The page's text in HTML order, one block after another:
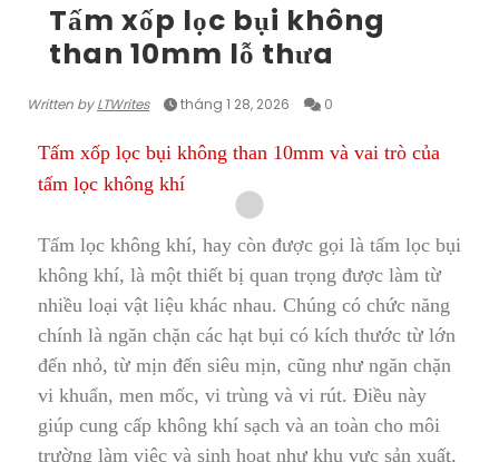
Tấm xốp lọc bụi không
than 10mm lỗ thưa
Written byLTWrites tháng 1 28, 2026 0
Tấm xốp lọc bụi không than 10mm và vai trò của
tấm lọc không khí
Tấm lọc không khí, hay còn được gọi là tấm lọc bụi
không khí, là một thiết bị quan trọng được làm từ
nhiều loại vật liệu khác nhau. Chúng có chức năng
chính là ngăn chặn các hạt bụi có kích thước từ lớn
đến nhỏ, từ mịn đến siêu mịn, cũng như ngăn chặn
vi khuẩn, men mốc, vi trùng và vi rút. Điều này
giúp cung cấp không khí sạch và an toàn cho môi
trường làm việc và sinh hoạt như khu vực sản xuất,